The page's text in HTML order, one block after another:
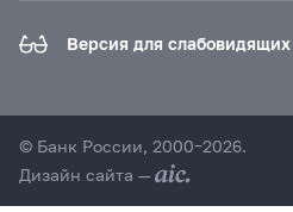
Версия для слабовидящих
© Банк России, 2000–2026.
Дизайн сайта —